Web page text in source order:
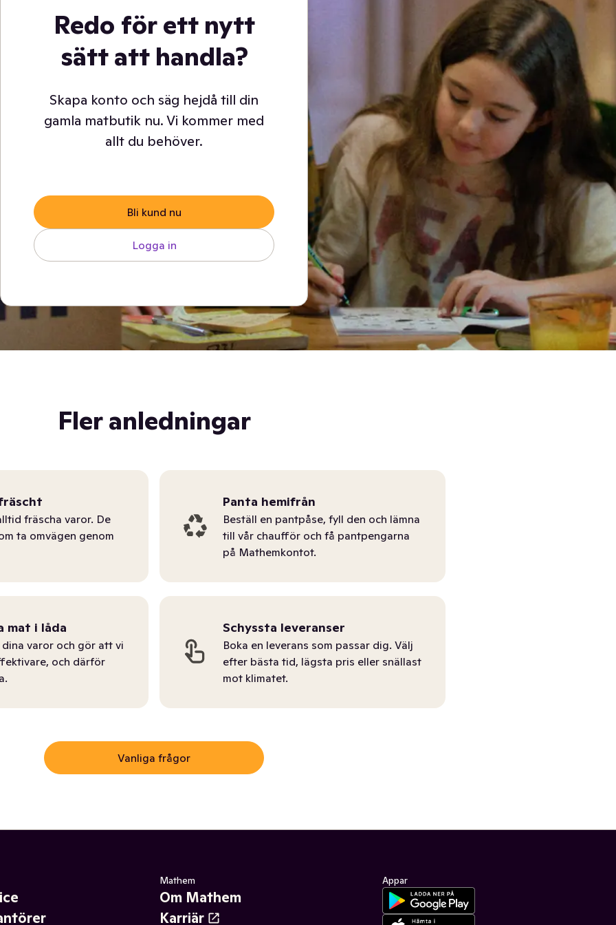
Redo för ett nytt
sätt att handla?
Skapa konto och säg hejdå till din
gamla matbutik nu. Vi kommer med
allt du behöver.
Bli kund nu
Logga in
Fler anledningar
fräscha varor. De
ta omvägen genom
Panta hemifrån
Beställ en pantpåse, fyll den och lämna
till vår chaufför och få pantpengarna
på Mathemkontot.
mat i låda
varor och gör att vi
och därför
Schyssta leveranser
Boka en leverans som passar dig. Välj
efter bästa tid, lägsta pris eller snällast
mot klimatet.
Vanliga frågor
Mathem
Om Mathem
Karriär
Appar